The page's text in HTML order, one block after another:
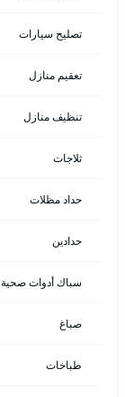
تصليح سيارات
تعقيم منازل
تنظيف منازل
ثلاجات
حداد مظلات
حدادين
سباك أدوات صحية
صباغ
طباخات